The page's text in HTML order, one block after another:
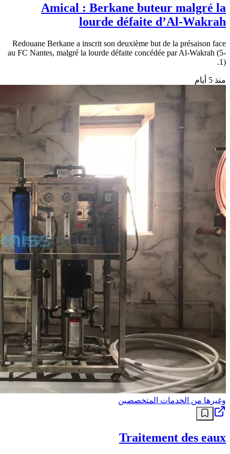
Amical : Berkane buteur malgré la
lourde défaite d’Al-Wakrah
Redouane Berkane a inscrit son deuxième but de la présaison face
au FC Nantes, malgré la lourde défaite concédée par Al-Wakrah (5-
1).
منذ 5 أيام
وغيرها من الخدمات المتخصصين
Traitement des eaux